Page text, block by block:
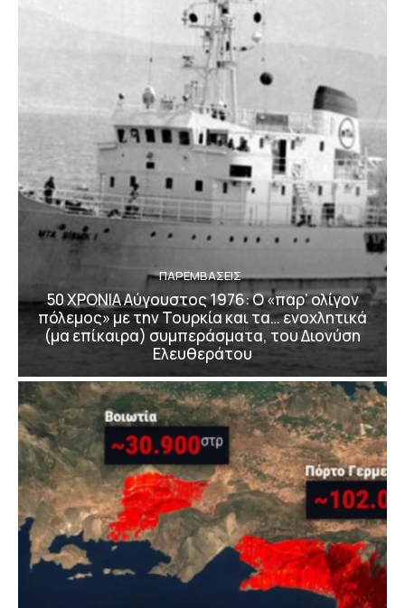
ΠΑΡΕΜΒΑΣΕΙΣ
50 ΧΡΟΝΙΑ Αύγουστος 1976: Ο «παρ’ ολίγον
πόλεμος» με την Τουρκία και τα… ενοχλητικά
(μα επίκαιρα) συμπεράσματα, του Διονύση
Ελευθεράτου